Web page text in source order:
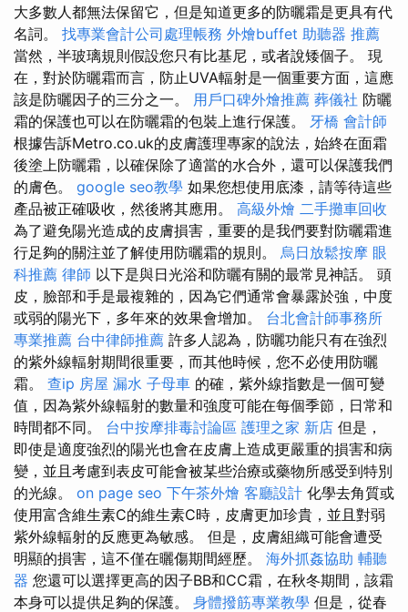
大多數人都無法保留它，但是知道更多的防曬霜是更具有代
名詞。 找專業會計公司處理帳務 外燴buffet 助聽器 推薦
當然，半玻璃規則假設您只有比基尼，或者說矮個子。 現
在，對於防曬霜而言，防止UVA輻射是一個重要方面，這應
該是防曬因子的三分之一。 用戶口碑外燴推薦 葬儀社 防曬
霜的保護也可以在防曬霜的包裝上進行保護。 牙橋 會計師
根據告訴Metro.co.uk的皮膚護理專家的說法，始終在面霜
後塗上防曬霜，以確保除了適當的水合外，還可以保護我們
的膚色。 google seo教學 如果您想使用底漆，請等待這些
產品被正確吸收，然後將其應用。 高級外燴 二手攤車回收
為了避免陽光造成的皮膚損害，重要的是我們要對防曬霜進
行足夠的關注並了解使用防曬霜的規則。 烏日放鬆按摩 眼
科推薦 律師 以下是與日光浴和防曬有關的最常見神話。 頭
皮，臉部和手是最複雜的，因為它們通常會暴露於強，中度
或弱的陽光下，多年來的效果會增加。 台北會計師事務所
專業推薦 台中律師推薦 許多人認為，防曬功能只有在強烈
的紫外線輻射期間很重要，而其他時候，您不必使用防曬
霜。 查ip 房屋 漏水 子母車 的確，紫外線指數是一個可變
值，因為紫外線輻射的數量和強度可能在每個季節，日常和
時間都不同。 台中按摩排毒討論區 護理之家 新店 但是，
即使是適度強烈的陽光也會在皮膚上造成更嚴重的損害和病
變，並且考慮到表皮可能會被某些治療或藥物所感受到特別
的光線。 on page seo 下午茶外燴 客廳設計 化學去角質或
使用富含維生素C的維生素C時，皮膚更加珍貴，並且對弱
紫外線輻射的反應更為敏感。 但是，皮膚組織可能會遭受
明顯的損害，這不僅在曬傷期間經歷。 海外抓姦協助 輔聽
器 您還可以選擇更高的因子BB和CC霜，在秋冬期間，該霜
本身可以提供足夠的保護。 身體撥筋專業教學 但是，從春